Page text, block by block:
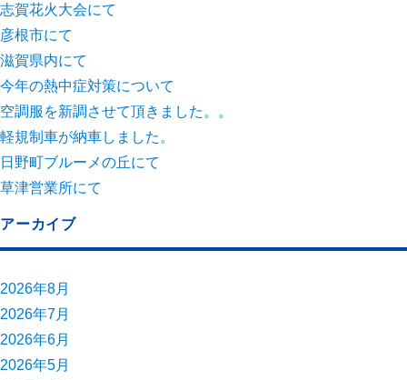
志賀花火大会にて
彦根市にて
滋賀県内にて
今年の熱中症対策について
空調服を新調させて頂きました。。
軽規制車が納車しました。
日野町ブルーメの丘にて
草津営業所にて
アーカイブ
2026年8月
2026年7月
2026年6月
2026年5月